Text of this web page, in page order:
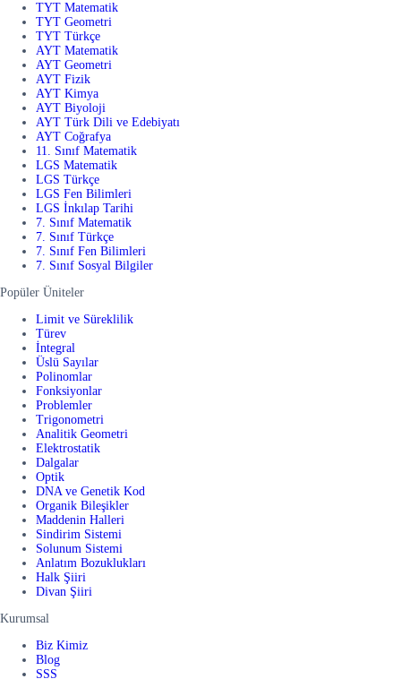
TYT Matematik
TYT Geometri
TYT Türkçe
AYT Matematik
AYT Geometri
AYT Fizik
AYT Kimya
AYT Biyoloji
AYT Türk Dili ve Edebiyatı
AYT Coğrafya
11. Sınıf Matematik
LGS Matematik
LGS Türkçe
LGS Fen Bilimleri
LGS İnkılap Tarihi
7. Sınıf Matematik
7. Sınıf Türkçe
7. Sınıf Fen Bilimleri
7. Sınıf Sosyal Bilgiler
Popüler Üniteler
Limit ve Süreklilik
Türev
İntegral
Üslü Sayılar
Polinomlar
Fonksiyonlar
Problemler
Trigonometri
Analitik Geometri
Elektrostatik
Dalgalar
Optik
DNA ve Genetik Kod
Organik Bileşikler
Maddenin Halleri
Sindirim Sistemi
Solunum Sistemi
Anlatım Bozuklukları
Halk Şiiri
Divan Şiiri
Kurumsal
Biz Kimiz
Blog
SSS